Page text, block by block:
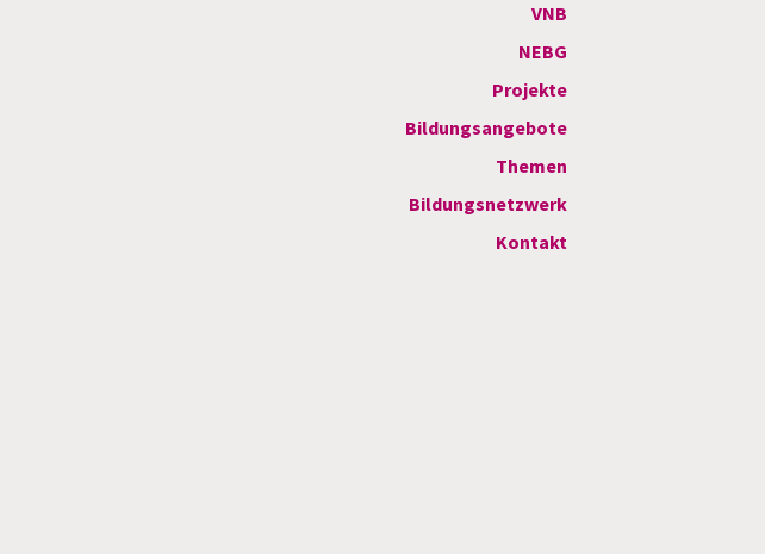
VNB
NEBG
Projekte
Bildungsangebote
Themen
Bildungsnetzwerk
Kontakt